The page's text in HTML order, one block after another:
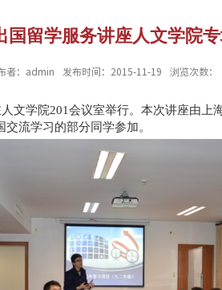
国留学服务讲座人文学院
者：admin 发布时间：2015-11-19 浏览次数：
文学院201会议室举行。本次讲座由
流学习的部分同学参加。